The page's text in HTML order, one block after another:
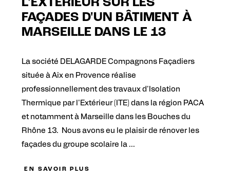
L'EXTÉRIEUR SUR LES
FAÇADES D'UN BÂTIMENT À
MARSEILLE DANS LE 13
La société DELAGARDE Compagnons Façadiers
située à Aix en Provence réalise
professionnellement des travaux d'Isolation
Thermique par l'Extérieur (ITE) dans la région PACA
et notamment à Marseille dans les Bouches du
Rhône 13. Nous avons eu le plaisir de rénover les
façades du groupe scolaire la ...
EN SAVOIR PLUS